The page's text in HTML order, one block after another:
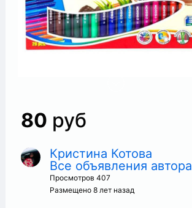
+
80 руб
Кристина Котова
Все объявления автора
Просмотров 407
Размещено 8 лет назад